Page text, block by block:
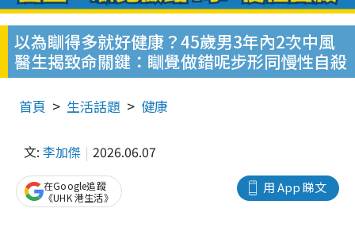
以為瞓得多就好健康？45歲男3年內2次中風
醫生揭致命關鍵：瞓覺做錯呢步形同慢性自殺
首頁 生活話題 健康
文: 李加傑 2026.06.07
用 App 睇文
在Google追蹤
《UHK 港生活》